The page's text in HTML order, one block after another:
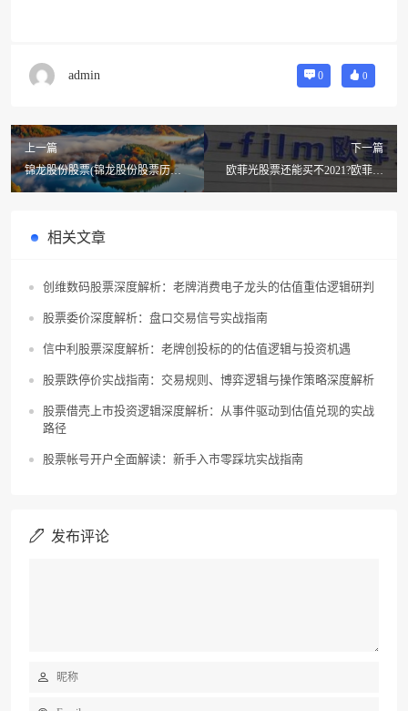
admin 0 0
上一篇
锦龙股份股票(锦龙股份股票历史)
(锦龙股份股票为什么这样跌)
下一篇
欧菲光股票还能买不2021?欧菲光
相关文章
创维数码股票深度解析：老牌消费电子龙头的估值重估逻辑研判
股票委价深度解析：盘口交易信号实战指南
信中利股票深度解析：老牌创投标的的估值逻辑与投资机遇
股票跌停价实战指南：交易规则、博弈逻辑与操作策略深度解析
股票借壳上市投资逻辑深度解析：从事件驱动到估值兑现的实战
路径
股票帐号开户全面解读：新手入市零踩坑实战指南
发布评论